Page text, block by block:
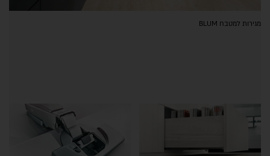
מגירות למטבח BLUM